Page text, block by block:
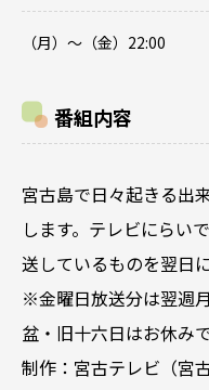
（月）～（金）22:00
番組内容
宮古島で日々起きる出
します。テレビにらい
送しているものを翌日
※金曜日放送分は翌週
盆・旧十六日はお休みで
制作：宮古テレビ（宮古